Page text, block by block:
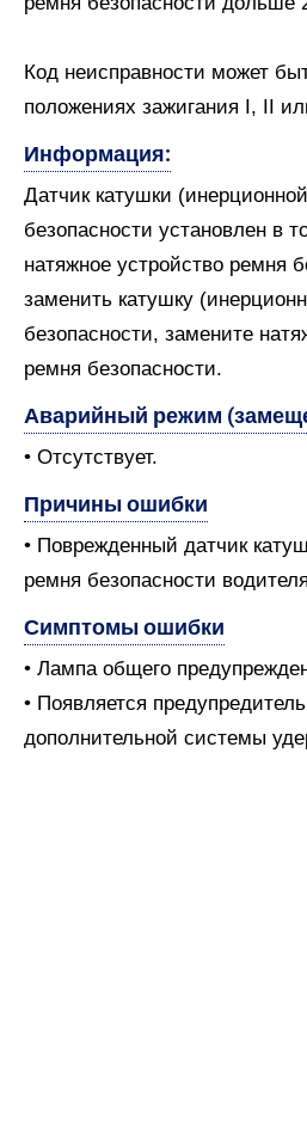
Код неисправности может
положениях зажигания I, II
Информация:
Датчик катушки
безопасности установлен в
натяжное устройство ремня
заменить катушку
безопасности, замените
ремня безопасности.
Аварийный режим
• Отсутствует.
Причины ошибки
• Поврежденный датчик
ремня безопасности
Симптомы ошибки
• Лампа общего
• Появляется
дополнительной системы